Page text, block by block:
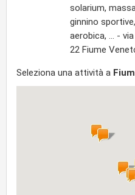
solarium,
ginnino
aerobica, ... -
22 Fiume
Seleziona una attività a